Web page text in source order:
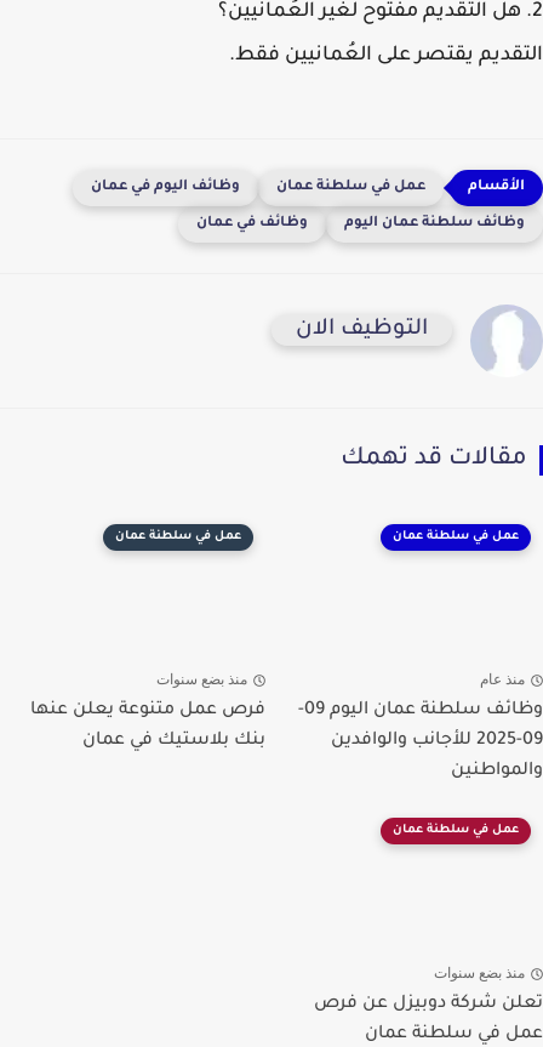
2. هل التقديم مفتوح لغير العُمانيين؟
التقديم يقتصر على العُمانيين فقط.
عمل في سلطنة عمان وظائف اليوم في عمان
وظائف سلطنة عمان اليوم وظائف في عمان
التوظيف الان
مقالات قد تهمك
عمل في سلطنة عمان
منذ عام
وظائف سلطنة عمان اليوم 09-
09-2025 للأجانب والوافدين
والمواطنين
عمل في سلطنة عمان
منذ بضع سنوات
فرص عمل متنوعة يعلن عنها
بنك بلاستيك في عمان
عمل في سلطنة عمان
منذ بضع سنوات
تعلن شركة دوبيزل عن فرص
عمل في سلطنة عمان